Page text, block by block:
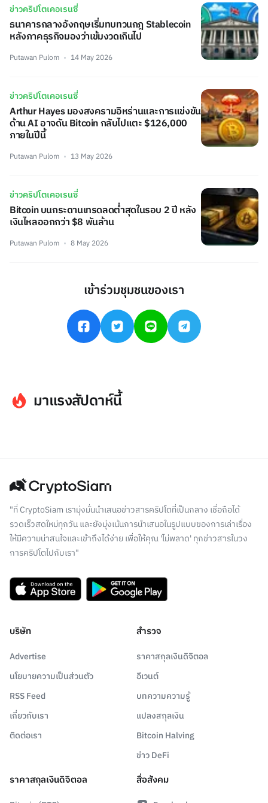
ข่าวคริปโตเคอเรนซี่
ธนาคารกลางอังกฤษเริ่มทบทวนกฎ Stablecoin
หลังภาคธุรกิจมองว่าเข้มงวดเกินไป
Putawan Pulom 14 May 2026
ข่าวคริปโตเคอเรนซี่
Arthur Hayes มองสงครามอิหร่านและการแข่งขัน
ด้าน AI อาจดัน Bitcoin กลับไปแตะ $126,000
ภายในปีนี้
Putawan Pulom 13 May 2026
ข่าวคริปโตเคอเรนซี่
Bitcoin บนกระดานเทรดลดต่ำสุดในรอบ 2 ปี หลัง
เงินไหลออกกว่า $8 พันล้าน
Putawan Pulom 8 May 2026
เข้าร่วมชุมชนของเรา
มาแรงสัปดาห์นี้
"ที่ CryptoSiam เรามุ่งมั่นนำเสนอข่าวสารคริปโตที่เป็นกลาง เชื่อถือได้
รวดเร็วสดใหม่ทุกวัน และยังมุ่งเน้นการนำเสนอในรูปแบบของการเล่าเรื่อง
ให้มีความน่าสนใจและเข้าถึงได้ง่าย เพื่อให้คุณ 'ไม่พลาด' ทุกข่าวสารในวง
การคริปโตไปกับเรา"
บริษัท
Advertise
นโยบายความเป็นส่วนตัว
RSS Feed
เกี่ยวกับเรา
ติดต่อเรา
สำรวจ
ราคาสกุลเงินดิจิตอล
อีเวนต์
บทความความรู้
แปลงสกุลเงิน
Bitcoin Halving
ข่าว DeFi
ราคาสกุลเงินดิจิตอล สื่อสังคม